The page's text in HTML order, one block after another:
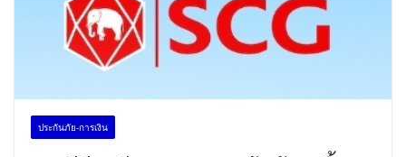
ประกันภัย-การเงิน